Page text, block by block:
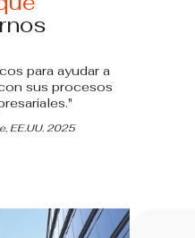
para ayudar a
sus procesos
EE.UU. 2025